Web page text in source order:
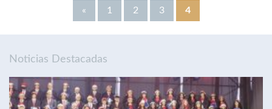
« 1 2 3 4
Noticias Destacadas